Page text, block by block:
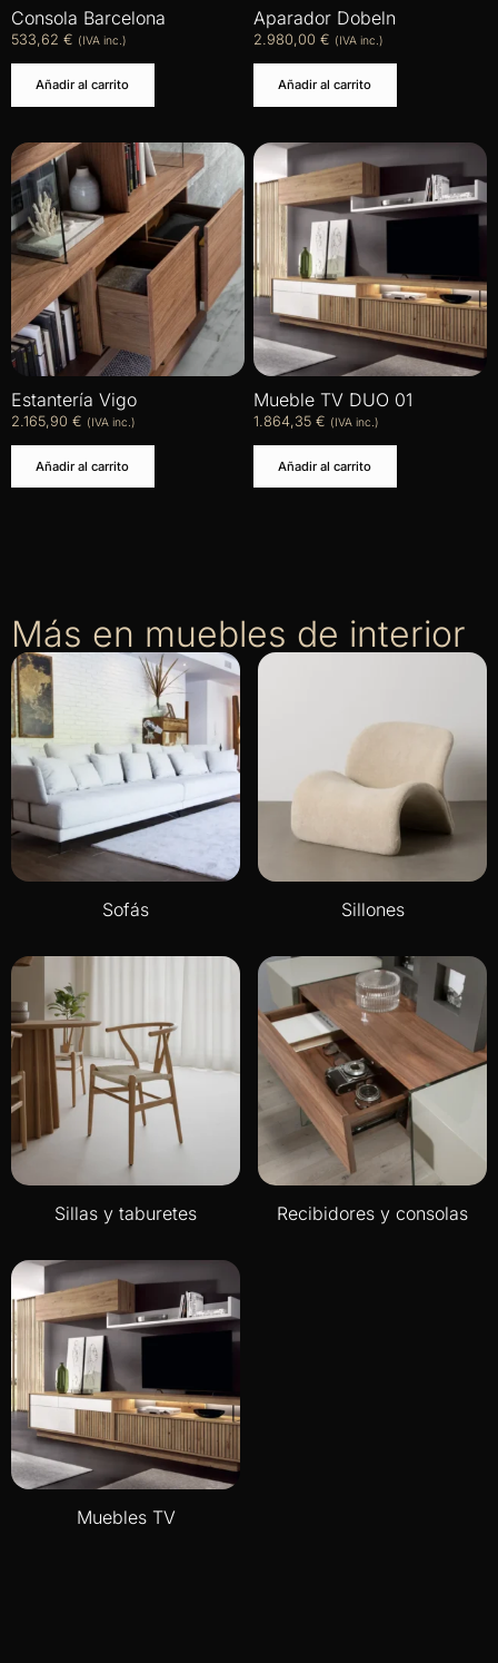
Consola Barcelona
533,62 € (IVA inc.)
Añadir al carrito
Aparador Dobeln
2.980,00 € (IVA inc.)
Añadir al carrito
Estantería Vigo
2.165,90 € (IVA inc.)
Añadir al carrito
Mueble TV DUO 01
1.864,35 € (IVA inc.)
Añadir al carrito
Más en muebles de interior
Sofás Sillones
Sillas y taburetes Recibidores y consolas
Muebles TV